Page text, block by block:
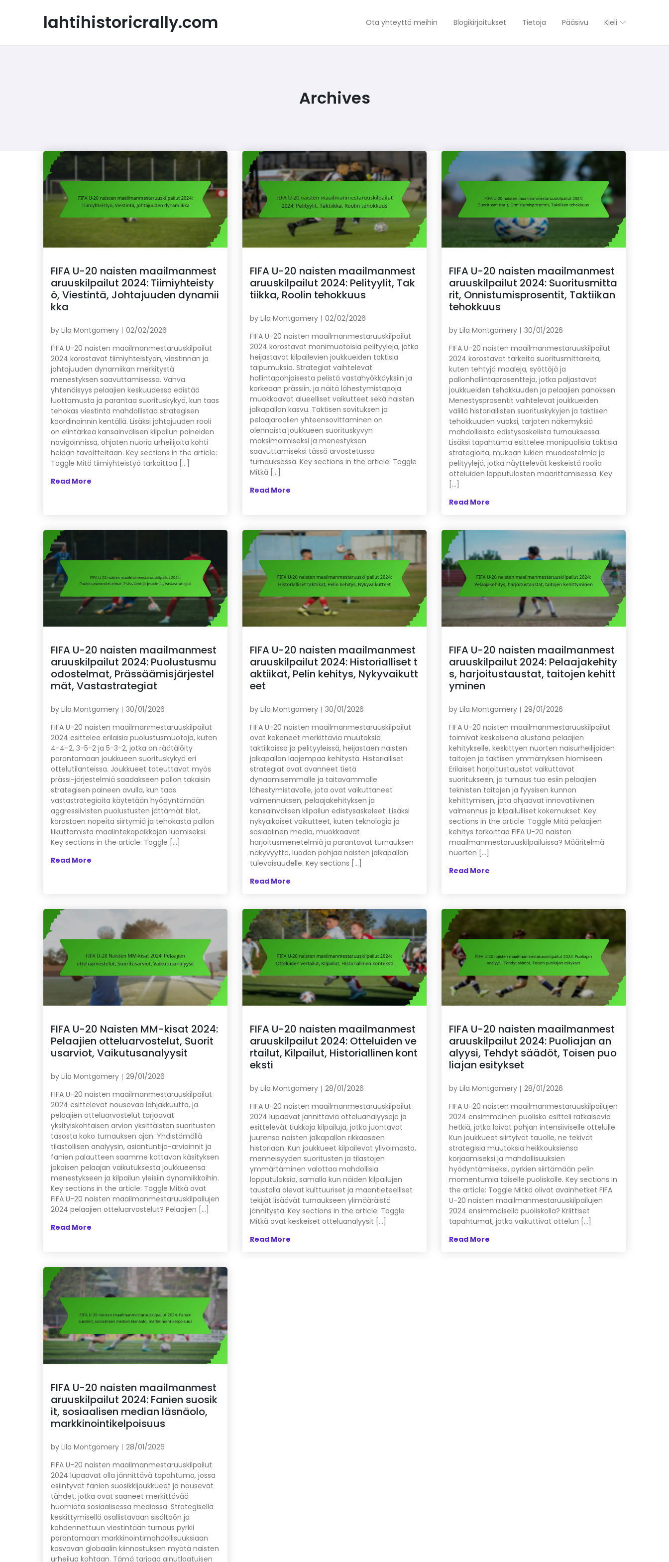
lahtihistoricrally.com Ota yhteyttä meihin Blogikirjoitukset Tietoja Pääsivu Kieli
Archives
FIFA U-20 naisten maailmanmest
aruuskilpailut 2024: Tiimiyhteisty
ö, Viestintä, Johtajuuden dynamii
kka
by Lila Montgomery
02/02/2026
FIFA U-20 naisten maailmanmestaruuskilpailut
2024 korostavat tiimiyhteistyön, viestinnän ja
johtajuuden dynamiikan merkitystä
menestyksen saavuttamisessa. Vahva
yhtenäisyys pelaajien keskuudessa edistää
luottamusta ja parantaa suorituskykyä, kun taas
tehokas viestintä mahdollistaa strategisen
koordinoinnin kentällä. Lisäksi johtajuuden rooli
on elintärkeä kansainvälisen kilpailun paineiden
navigoinnissa, ohjaten nuoria urheilijoita kohti
heidän tavoitteitaan. Key sections in the article:
Toggle Mitä tiimiyhteistyö tarkoittaa […]
Read More
FIFA U-20 naisten maailmanmest
aruuskilpailut 2024: Pelityylit, Tak
tiikka, Roolin tehokkuus
by Lila Montgomery
02/02/2026
FIFA U-20 naisten maailmanmestaruuskilpailut
2024 korostavat monimuotoisia pelityylejä, jotka
heijastavat kilpailevien joukkueiden taktisia
taipumuksia. Strategiat vaihtelevat
hallintapohjaisesta pelistä vastahyökkäyksiin ja
korkeaan prässiin, ja näitä lähestymistapoja
muokkaavat alueelliset vaikutteet sekä naisten
jalkapallon kasvu. Taktisen sovituksen ja
pelaajaroolien yhteensovittaminen on
olennaista joukkueen suorituskyvyn
maksimoimiseksi ja menestyksen
saavuttamiseksi tässä arvostetussa
turnauksessa. Key sections in the article: Toggle
Mitkä […]
Read More
FIFA U-20 naisten maailmanmest
aruuskilpailut 2024: Suoritusmitta
rit, Onnistumisprosentit, Taktiikan
tehokkuus
by Lila Montgomery
30/01/2026
FIFA U-20 naisten maailmanmestaruuskilpailut
2024 korostavat tärkeitä suoritusmittareita,
kuten tehtyjä maaleja, syöttöjä ja
pallonhallintaprosentteja, jotka paljastavat
joukkueiden tehokkuuden ja pelaajien panoksen.
Menestysprosentit vaihtelevat joukkueiden
välillä historiallisten suorituskykyjen ja taktisen
tehokkuuden vuoksi, tarjoten näkemyksiä
mahdollisista edistysaskelista turnauksessa.
Lisäksi tapahtuma esittelee monipuolisia taktisia
strategioita, mukaan lukien muodostelmia ja
pelityylejä, jotka näyttelevät keskeistä roolia
otteluiden lopputulosten määrittämisessä. Key
[…]
Read More
FIFA U-20 naisten maailmanmest
aruuskilpailut 2024: Puolustusmu
odostelmat, Prässäämisjärjestel
mät, Vastastrategiat
by Lila Montgomery
30/01/2026
FIFA U-20 naisten maailmanmestaruuskilpailut
2024 esittelee erilaisia puolustusmuotoja, kuten
4-4-2, 3-5-2 ja 5-3-2, jotka on räätälöity
parantamaan joukkueen suorituskykyä eri
ottelutilanteissa. Joukkueet toteuttavat myös
prässi-järjestelmiä saadakseen pallon takaisin
strategisen paineen avulla, kun taas
vastastrategioita käytetään hyödyntämään
aggressiivisten puolustusten jättämät tilat,
korostaen nopeita siirtymiä ja tehokasta pallon
liikuttamista maalintekopaikkojen luomiseksi.
Key sections in the article: Toggle […]
Read More
FIFA U-20 naisten maailmanmest
aruuskilpailut 2024: Historialliset t
aktiikat, Pelin kehitys, Nykyvaikutt
eet
by Lila Montgomery
30/01/2026
FIFA U-20 naisten maailmanmestaruuskilpailut
ovat kokeneet merkittäviä muutoksia
taktiikoissa ja pelityyleissä, heijastaen naisten
jalkapallon laajempaa kehitystä. Historialliset
strategiat ovat avanneet tietä
dynaamisemmalle ja taitavammalle
lähestymistavalle, jota ovat vaikuttaneet
valmennuksen, pelaajakehityksen ja
kansainvälisen kilpailun edistysaskeleet. Lisäksi
nykyaikaiset vaikutteet, kuten teknologia ja
sosiaalinen media, muokkaavat
harjoitusmenetelmiä ja parantavat turnauksen
näkyvyyttä, luoden pohjaa naisten jalkapallon
tulevaisuudelle. Key sections […]
Read More
FIFA U-20 naisten maailmanmest
aruuskilpailut 2024: Pelaajakehity
s, harjoitustaustat, taitojen kehitt
yminen
by Lila Montgomery
29/01/2026
FIFA U-20 naisten maailmanmestaruuskilpailut
toimivat keskeisenä alustana pelaajien
kehitykselle, keskittyen nuorten naisurheilijoiden
taitojen ja taktisen ymmärryksen hiomiseen.
Erilaiset harjoitustaustat vaikuttavat
suoritukseen, ja turnaus tuo esiin pelaajien
teknisten taitojen ja fyysisen kunnon
kehittymisen, jota ohjaavat innovatiivinen
valmennus ja kilpailulliset kokemukset. Key
sections in the article: Toggle Mitä pelaajien
kehitys tarkoittaa FIFA U-20 naisten
maailmanmestaruuskilpailuissa? Määritelmä
nuorten […]
Read More
FIFA U-20 Naisten MM-kisat 2024:
Pelaajien otteluarvostelut, Suorit
usarviot, Vaikutusanalyysit
by Lila Montgomery
29/01/2026
FIFA U-20 naisten maailmanmestaruuskilpailut
2024 esittelevät nousevaa lahjakkuutta, ja
pelaajien otteluarvostelut tarjoavat
yksityiskohtaisen arvion yksittäisten suoritusten
tasosta koko turnauksen ajan. Yhdistämällä
tilastollisen analyysin, asiantuntija-arvioinnit ja
fanien palautteen saamme kattavan käsityksen
jokaisen pelaajan vaikutuksesta joukkueensa
menestykseen ja kilpailun yleisiin dynamiikkoihin.
Key sections in the article: Toggle Mitkä ovat
FIFA U-20 naisten maailmanmestaruuskilpailujen
2024 pelaajien otteluarvostelut? Pelaajien […]
Read More
FIFA U-20 naisten maailmanmest
aruuskilpailut 2024: Otteluiden ve
rtailut, Kilpailut, Historiallinen kont
eksti
by Lila Montgomery
28/01/2026
FIFA U-20 naisten maailmanmestaruuskilpailut
2024 lupaavat jännittäviä otteluanalyysejä ja
esittelevät tiukkoja kilpailuja, jotka juontavat
juurensa naisten jalkapallon rikkaaseen
historiaan. Kun joukkueet kilpailevat ylivoimasta,
menneisyyden suoritusten ja tilastojen
ymmärtäminen valottaa mahdollisia
lopputuloksia, samalla kun näiden kilpailujen
taustalla olevat kulttuuriset ja maantieteelliset
tekijät lisäävät turnaukseen ylimääräistä
jännitystä. Key sections in the article: Toggle
Mitkä ovat keskeiset otteluanalyysit […]
Read More
FIFA U-20 naisten maailmanmest
aruuskilpailut 2024: Puoliajan an
alyysi, Tehdyt säädöt, Toisen puo
liajan esitykset
by Lila Montgomery
28/01/2026
FIFA U-20 naisten maailmanmestaruuskilpailujen
2024 ensimmäinen puolisko esitteli ratkaisevia
hetkiä, jotka loivat pohjan intensiiviselle ottelulle.
Kun joukkueet siirtyivät tauolle, ne tekivät
strategisia muutoksia heikkouksiensa
korjaamiseksi ja mahdollisuuksien
hyödyntämiseksi, pyrkien siirtämään pelin
momentumia toiselle puoliskolle. Key sections in
the article: Toggle Mitkä olivat avainhetket FIFA
U-20 naisten maailmanmestaruuskilpailujen
2024 ensimmäisellä puoliskolla? Kriittiset
tapahtumat, jotka vaikuttivat ottelun […]
Read More
FIFA U-20 naisten maailmanmest
aruuskilpailut 2024: Fanien suosik
it, sosiaalisen median läsnäolo,
markkinointikelpoisuus
by Lila Montgomery
28/01/2026
FIFA U-20 naisten maailmanmestaruuskilpailut
2024 lupaavat olla jännittävä tapahtuma, jossa
esiintyvät fanien suosikkijoukkueet ja nousevat
tähdet, jotka ovat saaneet merkittävää
huomiota sosiaalisessa mediassa. Strategisella
keskittymisellä osallistavaan sisältöön ja
kohdennettuun viestintään turnaus pyrkii
parantamaan markkinointimahdollisuuksiaan
kasvavan globaalin kiinnostuksen myötä naisten
urheilua kohtaan. Tämä tarjoaa ainutlaatuisen